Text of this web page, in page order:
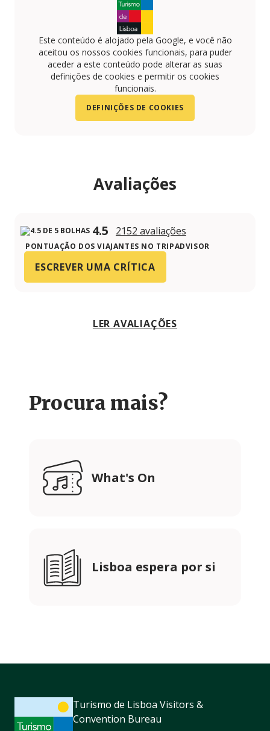
Este conteúdo é alojado pela Google, e você não
aceitou os nossos cookies funcionais, para puder
aceder a este conteúdo pode alterar as suas
definições de cookies e permitir os cookies
funcionais.
DEFINIÇÕES DE COOKIES
Avaliações
4.5 2152 avaliações
PONTUAÇÃO DOS VIAJANTES NO TRIPADVISOR
ESCREVER UMA CRÍTICA
LER AVALIAÇÕES
Procura mais?
What's On
Lisboa espera por si
Turismo de Lisboa Visitors &
Convention Bureau